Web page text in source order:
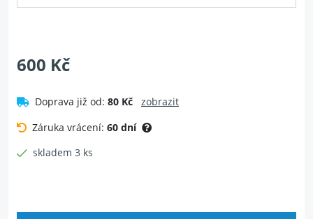
600 Kč
Doprava již od: 80 Kč
zobrazit
Záruka vrácení: 60 dní
skladem 3 ks